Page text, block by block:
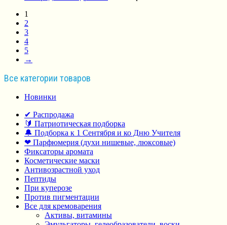
1
2
3
4
5
→
Все категории товаров
Новинки
✔ Распродажа
🔰 Патриотическая подборка
🔔 Подборка к 1 Сентября и ко Дню Учителя
❤ Парфюмерия (духи нишевые, люксовые)
Фиксаторы аромата
Косметические маски
Антивозрастной уход
Пептиды
При куперозе
Против пигментации
Все для кремоварения
Активы, витамины